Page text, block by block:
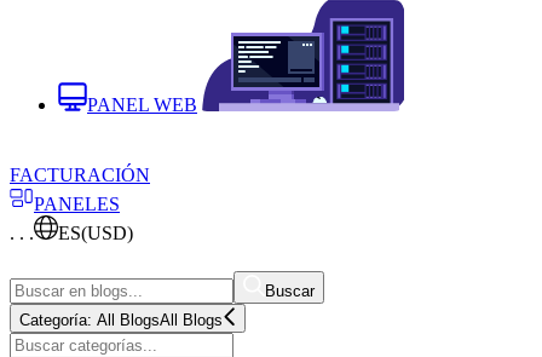
PANEL WEB
FACTURACIÓN
PANELES
. . .
ES(USD)
Buscar
Categoría: All BlogsAll Blogs